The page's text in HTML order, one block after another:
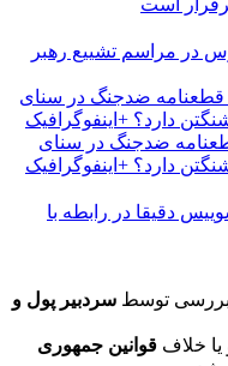
است
در مراسم تشییع رهبر
ضدجنگ در سنای
دارد؟ +اینفوگرافیک
دقیقا در رابطه با
توسط سردبیر پول و
یا خلاف قوانین جمهوری